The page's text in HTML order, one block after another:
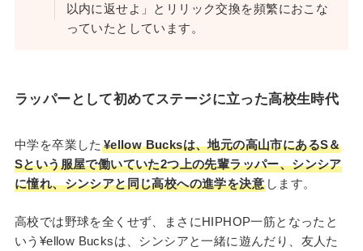
以内に返せよ」とリリック交換を頻繁におこな
っていたとしています。
ラッパーとして初めてステージに立った高校生時代
中学を卒業した ¥ellow Bucksは、地元の高山市にあるS＆
Sという服屋で働いていた2つ上の先輩ラッパー、シンシア
に憧れ、シンシアと同じ高校への進学を決意します。
高校では野球を全くせず、まさにHIPHOP一筋となったと
いう¥ellow Bucksは、シンシアと一緒に遊んだり、友人た